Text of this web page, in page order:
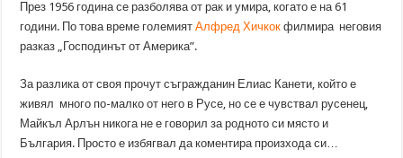
През 1956 година се разболява от рак и умира, когато е на 61
години. По това време големиятАлфред Хичкок филмира неговия
разказ „Господинът от Америка”.
За разлика от своя прочут съгражданин Елиас Канети, който е
живял много по-малко от него в Русе, но се е чувствал русенец,
Майкъл Арлън никога не е говорил за родното си място и
България. Просто е избягвал да коментира произхода си…